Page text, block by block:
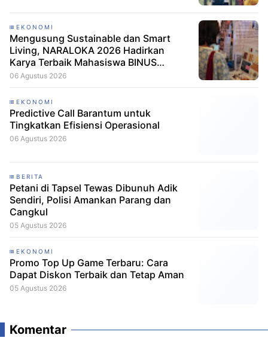
EKONOMI
Mengusung Sustainable dan Smart
Living, NARALOKA 2026 Hadirkan
Karya Terbaik Mahasiswa BINUS
@Malang
06 Agustus 2026
EKONOMI
Predictive Call Barantum untuk
Tingkatkan Efisiensi Operasional
06 Agustus 2026
BERITA
Petani di Tapsel Tewas Dibunuh Adik
Sendiri, Polisi Amankan Parang dan
Cangkul
05 Agustus 2026
EKONOMI
Promo Top Up Game Terbaru: Cara
Dapat Diskon Terbaik dan Tetap Aman
05 Agustus 2026
Komentar